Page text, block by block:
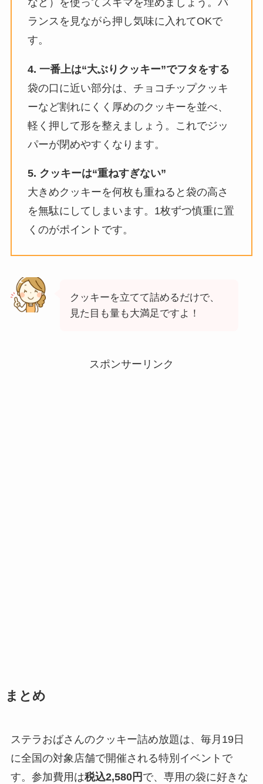
ランスを見ながら押し気味に入れてOKで
す。​
4. 一番上は“大ぶりクッキー”でフタをする
袋の口に近い部分は、チョコチップクッキ
ーなど割れにくく厚めのクッキーを並べ、
軽く押して形を整えましょう。これでジッ
パーが閉めやすくなります。​
5. クッキーは“重ねすぎない”
大きめクッキーを何枚も重ねると袋の高さ
を無駄にしてしまいます。1枚ずつ慎重に置
くのがポイントです。
クッキーを立てて詰めるだけで、
見た目も量も大満足ですよ！
スポンサーリンク
まとめ
ステラおばさんのクッキー詰め放題は、毎月19日
に全国の対象店舗で開催される特別イベントで
す。参加費用は税込2,580円 で、専用の袋に好きな